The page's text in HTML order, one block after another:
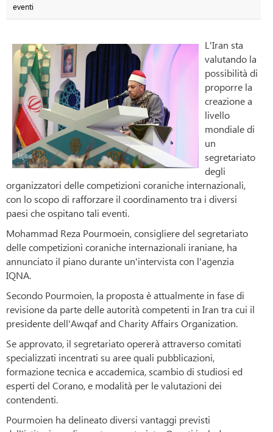
eventi
L'Iran sta
valutando la
possibilità di
proporre la
creazione a
livello
mondiale di
un
segretariato
degli
organizzatori delle competizioni coraniche internazionali,
con lo scopo di rafforzare il coordinamento tra i diversi
paesi che ospitano tali eventi.
Mohammad Reza Pourmoein, consigliere del segretariato
delle competizioni coraniche internazionali iraniane, ha
annunciato il piano durante un'intervista con l'agenzia
IQNA.
Secondo Pourmoien, la proposta è attualmente in fase di
revisione da parte delle autorità competenti in Iran tra cui il
presidente dell'Awqaf and Charity Affairs Organization.
Se approvato, il segretariato opererà attraverso comitati
specializzati incentrati su aree quali pubblicazioni,
formazione tecnica e accademica, scambio di studiosi ed
esperti del Corano, e modalità per le valutazioni dei
contendenti.
Pourmoien ha delineato diversi vantaggi previsti